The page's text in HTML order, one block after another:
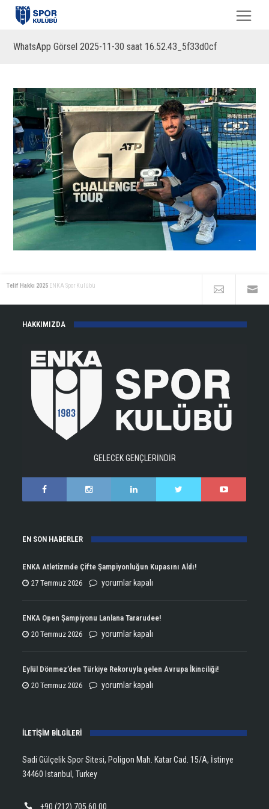
WhatsApp Görsel 2025-11-30 saat 16.52.43_5f33d0cf
Telif Hakkı 2025 ENKA Spor Kulübü
HAKKIMIZDA
GELECEK GENÇLERİNDİR
EN SON HABERLER
ENKA Atletizmde Çifte Şampiyonluğun Kupasını Aldı!
27 Temmuz 2026
ENKA
Çifte
Şampiyonluğun
yorumlar kapalı
ENKA Open Şampiyonu Lanlana Tararudee!
20 Temmuz 2026
ENKA
Şampiyonu
Lanlana
yorumlar kapalı
Eylül Dönmez’den Türkiye Rekoruyla gelen Avrupa İkinciliği!
20 Temmuz 2026
Eylül
Rekoruyla
Avrupa
yorumlar kapalı
İLETİŞİM BİLGİLERİ
Sadi Gülçelik Spor Sitesi, Poligon Mah. Katar Cad. 15/A, İstinye
34460 Istanbul, Turkey
+90 (212) 705 60 00